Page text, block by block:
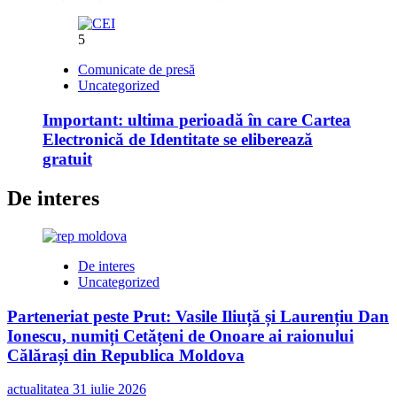
5
Comunicate de presă
Uncategorized
Important: ultima perioadă în care Cartea
Electronică de Identitate se eliberează
gratuit
De interes
De interes
Uncategorized
Parteneriat peste Prut: Vasile Iliuță și Laurențiu Dan
Ionescu, numiți Cetățeni de Onoare ai raionului
Călărași din Republica Moldova
actualitatea 31 iulie 2026